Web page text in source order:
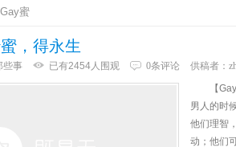
蜜
，得永生
些事 已有2454人围观 0条评论 供稿者：
【Gay
男人的时
他们理智
动；他们